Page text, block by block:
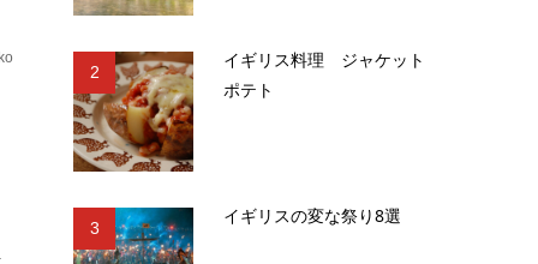
2
イギリス料理 ジャケット
ポテト
3
イギリスの変な祭り8選